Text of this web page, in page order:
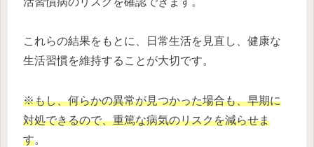
これらの結果をもとに、日常生活を見直し、健康な
生活習慣を維持することが大切です。
※もし、何らかの異常が見つかった場合も、早期に
対処できるので、重篤な病気のリスクを減らせま
す。